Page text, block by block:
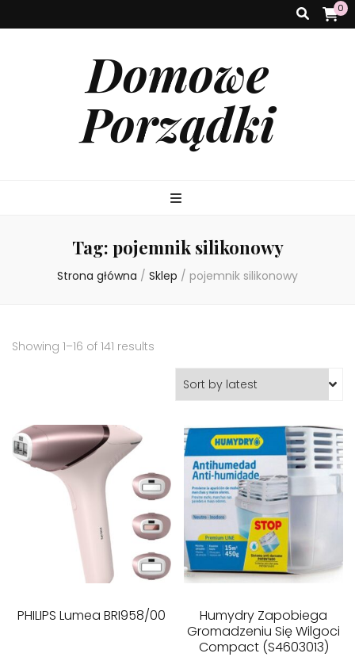
0
Domowe
Porządki
Tag: pojemnik silikonowy
Strona główna / Sklep / pojemnik silikonowy
Showing 1–16 of 141 results
PHILIPS Lumea BRI958/00
Humydry Zapobiega
Gromadzeniu Się Wilgoci
Compact (S4603013)